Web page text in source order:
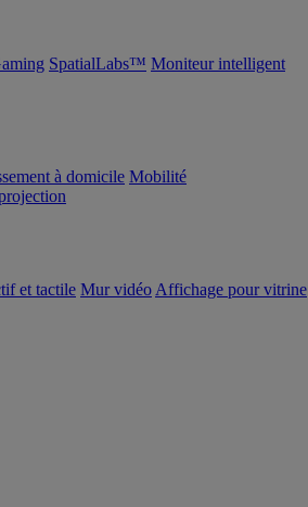
SpatialLabs™ Moniteur intelligent
à domicile Mobilité
et tactile Mur vidéo Affichage pour vitrine